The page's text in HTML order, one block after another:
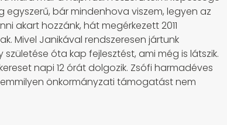
egyszerű, bár mindenhova viszem, legyen az
akart hozzánk, hát megérkezett 2011
Mivel Janikával rendszeresen jártunk
óta kap fejlesztést, ami még is látszik.
napi 12 órát dolgozik. Zsófi harmadéves
önkormányzati támogatást nem